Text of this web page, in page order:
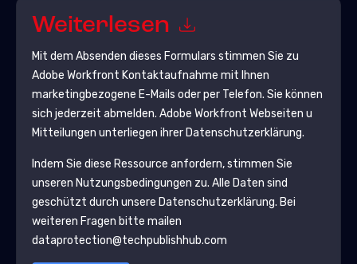
Weiterlesen
Mit dem Absenden dieses Formulars stimmen Sie zu
Adobe Workfront Kontaktaufnahme mit Ihnen
marketingbezogene E-Mails oder per Telefon. Sie können
sich jederzeit abmelden. Adobe Workfront Webseiten u
Mitteilungen unterliegen ihrer Datenschutzerklärung.
Indem Sie diese Ressource anfordern, stimmen Sie
unseren Nutzungsbedingungen zu. Alle Daten sind
geschützt durch unsere Datenschutzerklärung. Bei
weiteren Fragen bitte mailen
dataprotection@techpublishhub.com